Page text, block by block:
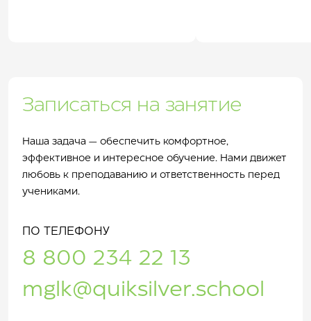
Записаться на занятие
Наша задача — обеспечить комфортное,
эффективное и интересное обучение. Нами движет
любовь к преподаванию и ответственность перед
учениками.
ПО ТЕЛЕФОНУ
8 800 234 22 13
mglk@quiksilver.school